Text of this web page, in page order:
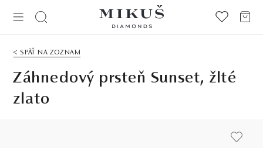
< SPÄŤ NA ZOZNAM
Záhnedový prsteň Sunset, žlté
zlato